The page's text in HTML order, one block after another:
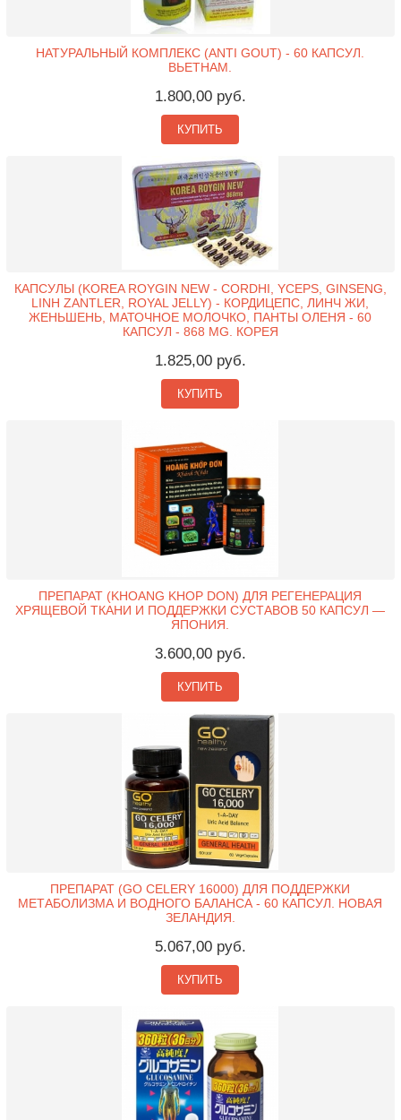
НАТУРАЛЬНЫЙ КОМПЛЕКС (ANTI GOUT) - 60 КАПСУЛ.
ВЬЕТНАМ.
1.800,00 руб.
КУПИТЬ
КАПСУЛЫ (KOREA ROYGIN NEW - CORDHI, YCEPS, GINSENG,
LINH ZANTLER, ROYAL JELLY) - КОРДИЦЕПС, ЛИНЧ ЖИ,
ЖЕНЬШЕНЬ, МАТОЧНОЕ МОЛОЧКО, ПАНТЫ ОЛЕНЯ - 60
КАПСУЛ - 868 MG. КОРЕЯ
1.825,00 руб.
КУПИТЬ
ПРЕПАРАТ (KHOANG KHOP DON) ДЛЯ РЕГЕНЕРАЦИЯ
ХРЯЩЕВОЙ ТКАНИ И ПОДДЕРЖКИ СУСТАВОВ 50 КАПСУЛ —
ЯПОНИЯ.
3.600,00 руб.
КУПИТЬ
ПРЕПАРАТ (GO CELERY 16000) ДЛЯ ПОДДЕРЖКИ
МЕТАБОЛИЗМА И ВОДНОГО БАЛАНСА - 60 КАПСУЛ. НОВАЯ
ЗЕЛАНДИЯ.
5.067,00 руб.
КУПИТЬ